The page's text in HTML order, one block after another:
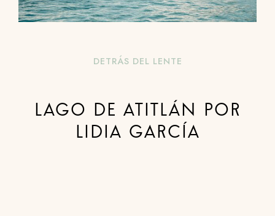
DETRÁS DEL LENTE
LAGO DE ATITLÁN POR
LIDIA GARCÍA